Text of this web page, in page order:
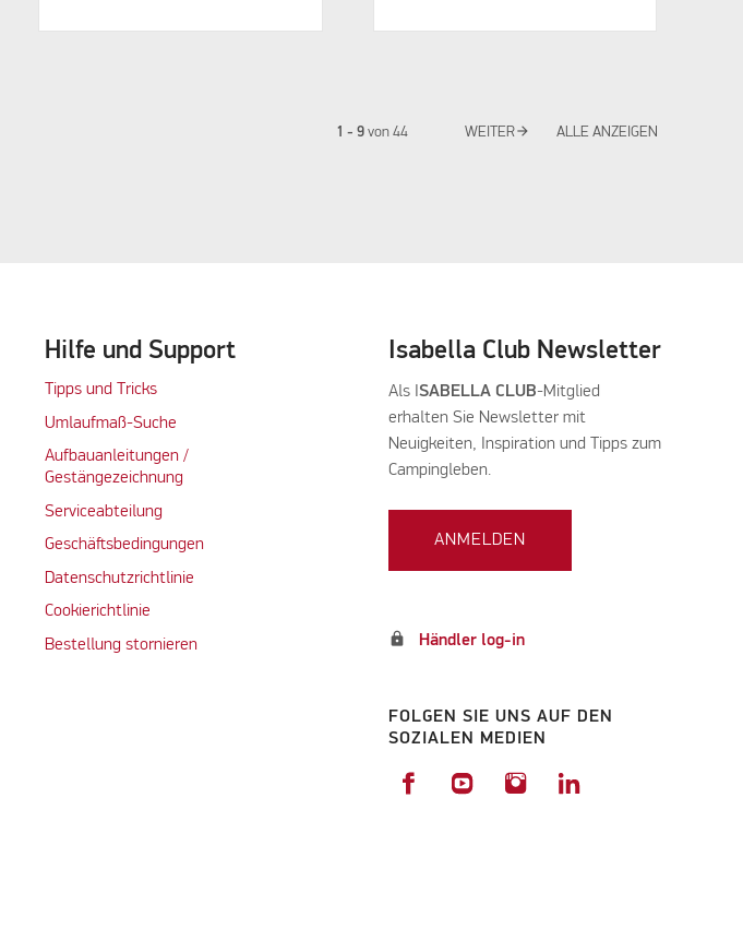
1 - 9von 44 WEITERarrow_forward ALLE ANZEIGEN
Hilfe und Support
Tipps und Tricks
Umlaufmaß-Suche
Aufbauanleitungen /
Gestängezeichnung
Serviceabteilung
Geschäftsbedingungen
Datenschutzrichtlinie
Cookierichtlinie
Bestellung stornieren
Isabella Club Newsletter
Als I SABELLA CLUB-Mitglied
erhalten Sie Newsletter mit
Neuigkeiten, Inspiration und Tipps zum
Campingleben.
ANMELDEN
lock Händler log-in
FOLGEN SIE UNS AUF DEN
SOZIALEN MEDIEN